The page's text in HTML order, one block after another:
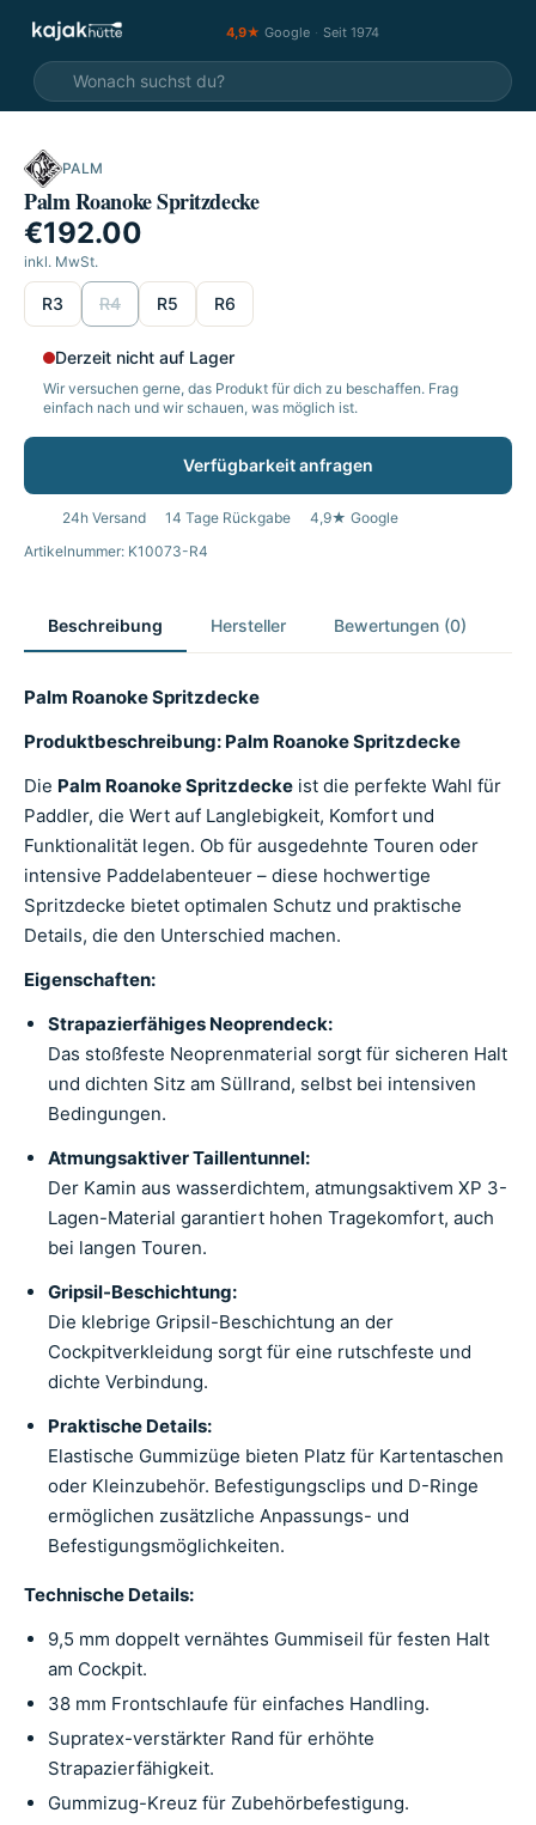
4,9★ Google · Seit 1974
PALM
Palm Roanoke Spritzdecke
€192.00
inkl. MwSt.
wählen
R3 R4 R5 R6
Derzeit nicht auf Lager
Wir versuchen gerne, das Produkt für dich zu beschaffen. Frag
einfach nach und wir schauen, was möglich ist.
Verfügbarkeit anfragen
24h Versand 14 Tage Rückgabe
4,9★ Google
Artikelnummer: K10073-R4
Beschreibung Hersteller Bewertungen (0)
Palm Roanoke Spritzdecke
Produktbeschreibung: Palm Roanoke Spritzdecke
Die Palm Roanoke Spritzdecke ist die perfekte Wahl für
Paddler, die Wert auf Langlebigkeit, Komfort und
Funktionalität legen. Ob für ausgedehnte Touren oder
intensive Paddelabenteuer – diese hochwertige
Spritzdecke bietet optimalen Schutz und praktische
Details, die den Unterschied machen.
Eigenschaften:
Strapazierfähiges Neoprendeck:
Das stoßfeste Neoprenmaterial sorgt für sicheren Halt
und dichten Sitz am Süllrand, selbst bei intensiven
Bedingungen.
Atmungsaktiver Taillentunnel:
Der Kamin aus wasserdichtem, atmungsaktivem XP 3-
Lagen-Material garantiert hohen Tragekomfort, auch
bei langen Touren.
Gripsil-Beschichtung:
Die klebrige Gripsil-Beschichtung an der
Cockpitverkleidung sorgt für eine rutschfeste und
dichte Verbindung.
Praktische Details:
Elastische Gummizüge bieten Platz für Kartentaschen
oder Kleinzubehör. Befestigungsclips und D-Ringe
ermöglichen zusätzliche Anpassungs- und
Befestigungsmöglichkeiten.
Technische Details:
9,5 mm doppelt vernähtes Gummiseil für festen Halt
am Cockpit.
38 mm Frontschlaufe für einfaches Handling.
Supratex-verstärkter Rand für erhöhte
Strapazierfähigkeit.
Gummizug-Kreuz für Zubehörbefestigung.